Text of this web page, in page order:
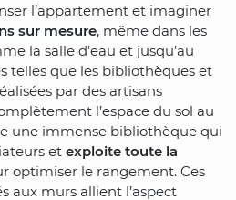
l’appartement et imaginer
sur mesure, même dans les
la salle d’eau et jusqu’au
telles que les bibliothèques et
par des artisans
l’espace du sol au
une immense bibliothèque qui
et exploite toute la
optimiser le rangement. Ces
aux murs allient l’aspect